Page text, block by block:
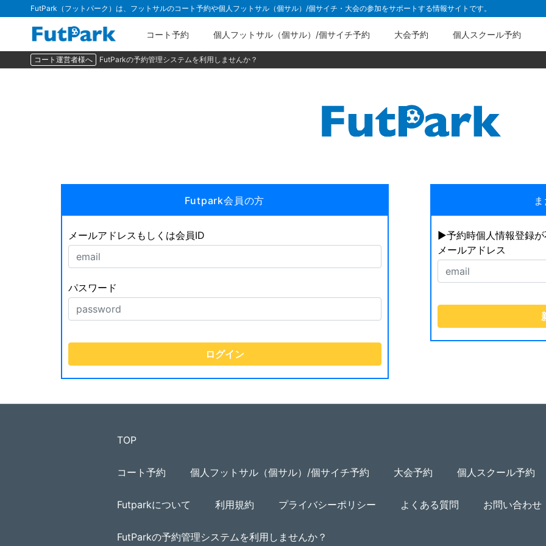
FutPark（フットパーク）は、フットサルのコート予約や個人フットサル（個サル）/個サイチ・大会の参加をサポートする情報サイトです。
コート予約 個人フットサル（個サル）/個サイチ予約 大会予約 個人スクール予約
コート運営者様へ FutParkの予約管理システムを利用しませんか？
Futpark会員の方
メールアドレスもしくは会員ID
パスワード
▶︎予約時個人情報登録
メールアドレス
TOP
コート予約 個人フットサル（個サル）/個サイチ予約 大会予約 個人スクール予約
Futparkについて 利用規約 プライバシーポリシー よくある質問 お問い合わせ
FutParkの予約管理システムを利用しませんか？